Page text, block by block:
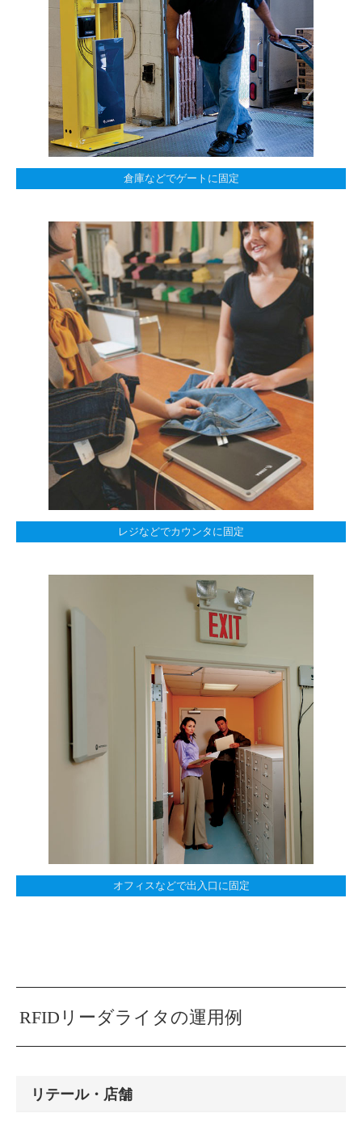
倉庫などでゲートに固定
レジなどでカウンタに固定
オフィスなどで出入口に固定
RFIDリーダライタの運用例
リテール・店舗